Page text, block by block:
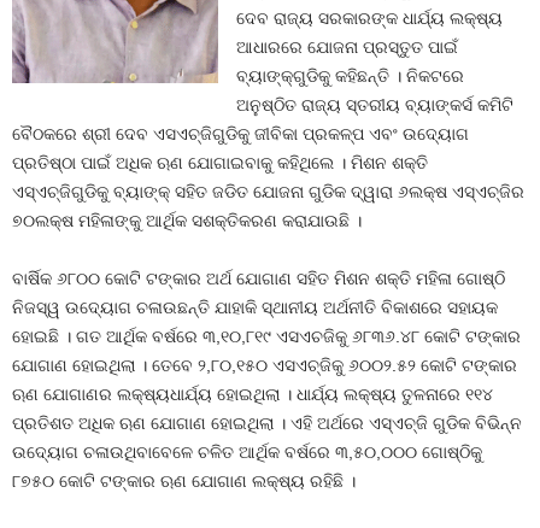
ଦେବ ରାଜ୍ୟ ସରକାରଙ୍କ ଧାର୍ଯ୍ୟ ଲକ୍ଷ୍ୟ
ଆଧାରରେ ଯୋଜନା ପ୍ରସ୍ତୁତ ପାଇଁ
ବ୍ୟାଙ୍କ୍‍ଗୁଡିକୁ କହିଛନ୍ତି । ନିକଟରେ
ଅନୁଷ୍ଠିତ ରାଜ୍ୟ ସ୍ତରୀୟ ବ୍ୟାଙ୍କର୍ସ କମିଟି
ବୈଠକରେ ଶ୍ରୀ ଦେବ ଏସଏଚ୍‍ଜିଗୁଡିକୁ ଜୀବିକା ପ୍ରକଳ୍ପ ଏବଂ ଉଦ୍ୟୋଗ
ପ୍ରତିଷ୍ଠା ପାଇଁ ଅଧିକ ଋଣ ଯୋଗାଇବାକୁ କହିଥିଲେ । ମିଶନ ଶକ୍ତି
ଏସ୍‍ଏଚ୍‍ଜିଗୁଡିକୁ ବ୍ୟାଙ୍କ୍‍ ସହିତ ଜଡିତ ଯୋଜନା ଗୁଡିକ ଦ୍ୱାରା ୬ଲକ୍ଷ ଏସ୍‍ଏଚ୍‍ଜିର
୭୦ଲକ୍ଷ ମହିଳାଙ୍କୁ ଆର୍ଥିକ ସଶକ୍ତିକରଣ କରାଯାଉଛି ।
ବାର୍ଷିକ ୬୮୦୦ କୋଟି ଟଙ୍କାର ଅର୍ଥ ଯୋଗାଣ ସହିତ ମିଶନ ଶକ୍ତି ମହିଳା ଗୋଷ୍ଠି
ନିଜସ୍ୱ ଉଦ୍ୟୋଗ ଚଳାଉଛନ୍ତି ଯାହାକି ସ୍ଥାନୀୟ ଅର୍ଥନୀତି ବିକାଶରେ ସହାୟକ
ହୋଇଛି । ଗତ ଆର୍ଥିକ ବର୍ଷରେ ୩,୧୦,୮୧୯ ଏସଏଚଜିକୁ ୬୮୩୬.୪୮ କୋଟି ଟଙ୍କାର
ଯୋଗାଣ ହୋଇଥିଲା । ତେବେ ୨,୮୦,୧୫୦ ଏସଏଚ୍‍ଜିକୁ ୬୦୦୨.୫୨ କୋଟି ଟଙ୍କାର
ଋଣ ଯୋଗାଣର ଲକ୍ଷ୍ୟଧାର୍ଯ୍ୟ ହୋଇଥିଲା । ଧାର୍ଯ୍ୟ ଲକ୍ଷ୍ୟ ତୁଳନାରେ ୧୧୪
ପ୍ରତିଶତ ଅଧିକ ଋଣ ଯୋଗାଣ ହୋଇଥିଲା । ଏହି ଅର୍ଥରେ ଏସ୍‍ଏଚ୍‍ଜି ଗୁଡିକ ବିଭିନ୍ନ
ଉଦ୍ୟୋଗ ଚଳାଉଥିବାବେଳେ ଚଳିତ ଆର୍ଥିକ ବର୍ଷରେ ୩,୫୦,୦୦୦ ଗୋଷ୍ଠିକୁ
୮୭୫୦ କୋଟି ଟଙ୍କାର ଋଣ ଯୋଗାଣ ଲକ୍ଷ୍ୟ ରହିଛି ।